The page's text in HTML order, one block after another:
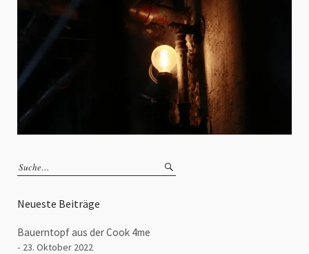
Neueste Beiträge
Bauerntopf aus der Cook 4me
23. Oktober 2022